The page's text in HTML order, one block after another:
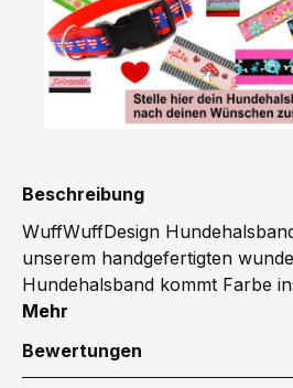
Beschreibung
WuffWuffDesign
unserem handgefertigten
Hundehalsband kommt Farbe
Mehr
Bewertungen